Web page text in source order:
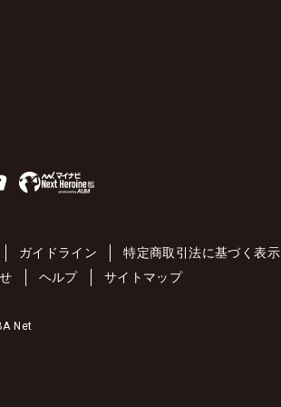
ガイドライン
特定商取引法に基づく表示
ヘルプ サイトマップ
Net